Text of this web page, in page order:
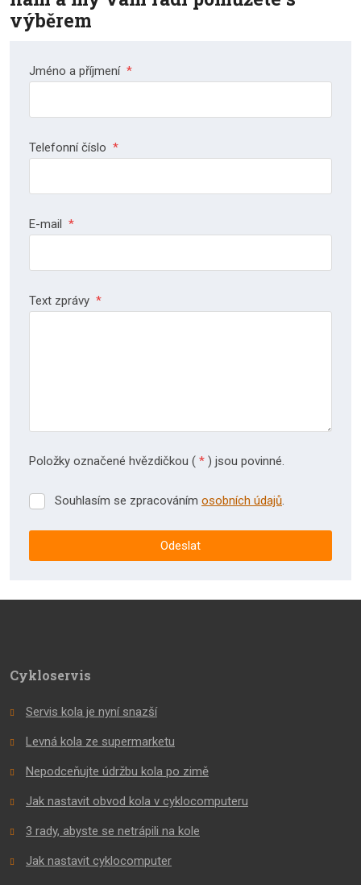
výběrem
Jméno a příjmení *
Telefonní číslo *
E-mail *
Text zprávy *
Položky označené hvězdičkou ( * ) jsou povinné.
Souhlasím
zpracováním
Souhlasím se zpracováním osobních údajů.
Odeslat
se
Cykloservis
Servis kola je nyní snazší
Levná kola ze supermarketu
Nepodceňujte údržbu kola po zimě
Jak nastavit obvod kola v cyklocomputeru
3 rady, abyste se netrápili na kole
Jak nastavit cyklocomputer